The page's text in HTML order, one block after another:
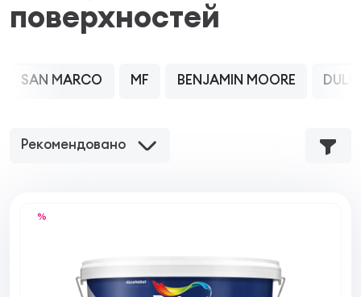
поверхностей
Рекомендовано
%
SAN MARCO MF BENJAMIN MOORE